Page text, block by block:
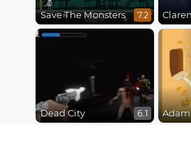
Save The Monsters 7.2
Dead City 6.1